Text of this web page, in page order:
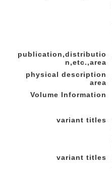
publication,distributio
n,etc.,area
physical description
area
Volume Information
variant titles
variant titles